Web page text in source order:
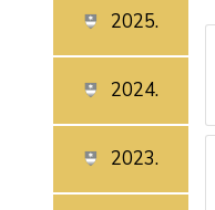
2025.
2024.
2023.